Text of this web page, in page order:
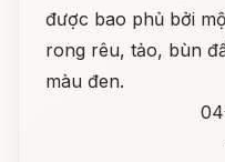
được bao phủ bởi
rong rêu, tảo, bùn
màu đen.